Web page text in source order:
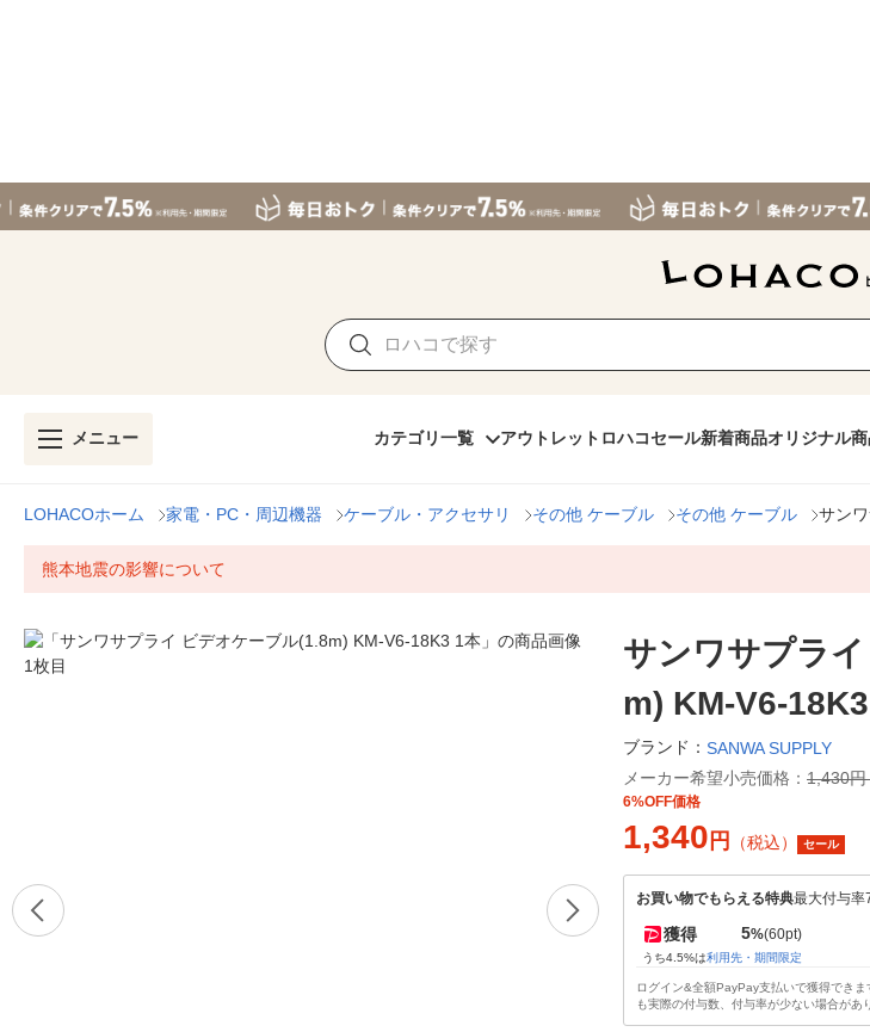
メニュー カテゴリ一覧 アウトレット ロハコセール新着商品オリジナル
LOHACOホーム 家電・PC・周辺機器 ケーブル・アクセサリ その他 ケーブル その他 ケーブル サン
熊本地震の影響について
サンワサプラ
m) KM-V6-
ブランド： SANWA SUPPLY
メーカー希望小売価格： 1,430円
6%OFF価格
1,340 円 （税込） セール
お買い物でもらえる特典最大付与率
獲得 5%(60pt)
うち4.5%は利用先・期間限定
ログイン&全額PayPay支払いで獲得でき
も実際の付与数、付与率が少ない場合があ